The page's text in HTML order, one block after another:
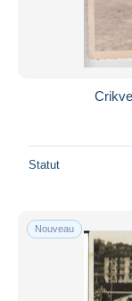
Statut
Nouveau